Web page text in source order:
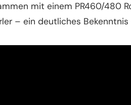
mit einem PR460/480
– ein deutliches